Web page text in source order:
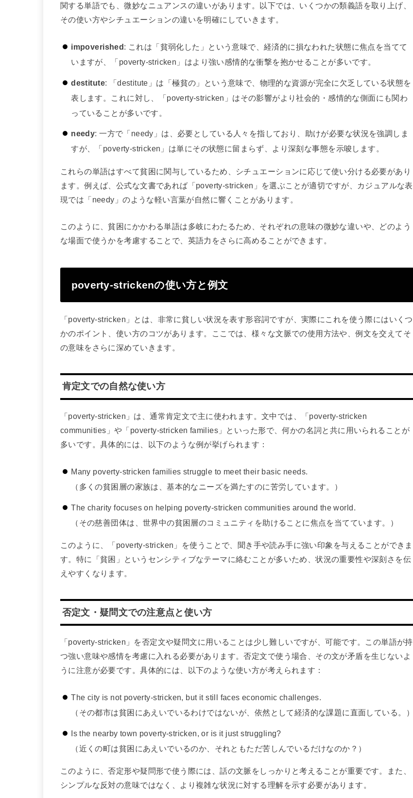
関する単語でも、微妙なニュアンスの違いがあります。以下では、いくつかの類義語を取り上げ、
その使い方やシチュエーションの違いを明確にしていきます。
impoverished: これは「貧弱化した」という意味で、経済的に損なわれた状態に焦点を当てて
いますが、「poverty-stricken」はより強い感情的な衝撃を抱かせることが多いです。
destitute: 「destitute」は「極貧の」という意味で、物理的な資源が完全に欠乏している状態を
表します。これに対し、「poverty-stricken」はその影響がより社会的・感情的な側面にも関わ
っていることが多いです。
needy: 一方で「needy」は、必要としている人々を指しており、助けが必要な状況を強調しま
すが、「poverty-stricken」は単にその状態に留まらず、より深刻な事態を示唆します。
これらの単語はすべて貧困に関与しているため、シチュエーションに応じて使い分ける必要があり
ます。例えば、公式な文書であれば「poverty-stricken」を選ぶことが適切ですが、カジュアルな表
現では「needy」のような軽い言葉が自然に響くことがあります。
このように、貧困にかかわる単語は多岐にわたるため、それぞれの意味の微妙な違いや、どのよう
な場面で使うかを考慮することで、英語力をさらに高めることができます。
poverty-strickenの使い方と例文
「poverty-stricken」とは、非常に貧しい状況を表す形容詞ですが、実際にこれを使う際にはいくつ
かのポイント、使い方のコツがあります。ここでは、様々な文脈での使用方法や、例文を交えてそ
の意味をさらに深めていきます。
肯定文での自然な使い方
「poverty-stricken」は、通常肯定文で主に使われます。文中では、「poverty-stricken
communities」や「poverty-stricken families」といった形で、何かの名詞と共に用いられることが
多いです。具体的には、以下のような例が挙げられます：
Many poverty-stricken families struggle to meet their basic needs.
（多くの貧困層の家族は、基本的なニーズを満たすのに苦労しています。）
The charity focuses on helping poverty-stricken communities around the world.
（その慈善団体は、世界中の貧困層のコミュニティを助けることに焦点を当てています。）
このように、「poverty-stricken」を使うことで、聞き手や読み手に強い印象を与えることができま
す。特に「貧困」というセンシティブなテーマに絡むことが多いため、状況の重要性や深刻さを伝
えやすくなります。
否定文・疑問文での注意点と使い方
「poverty-stricken」を否定文や疑問文に用いることは少し難しいですが、可能です。この単語が持
つ強い意味や感情を考慮に入れる必要があります。否定文で使う場合、その文が矛盾を生じないよ
うに注意が必要です。具体的には、以下のような使い方が考えられます：
The city is not poverty-stricken, but it still faces economic challenges.
（その都市は貧困にあえいでいるわけではないが、依然として経済的な課題に直面している。）
Is the nearby town poverty-stricken, or is it just struggling?
（近くの町は貧困にあえいでいるのか、それともただ苦しんでいるだけなのか？）
このように、否定形や疑問形で使う際には、話の文脈をしっかりと考えることが重要です。また、
シンプルな反対の意味ではなく、より複雑な状況に対する理解を示す必要があります。